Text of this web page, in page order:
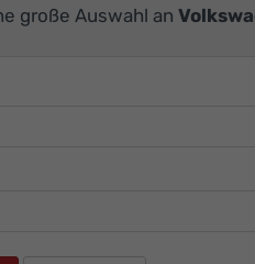
große Auswahl an